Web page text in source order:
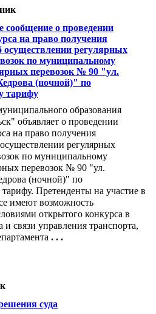
о проведении
на право получения
осуществлении регулярных
по муниципальному
перевозок № 90 "ул.
(ночной)" по
тарифу
образования
объявляет о проведении
на право получения
регулярных
по муниципальному
перевозок № 90 "ул.
(ночной)" по
Претенденты на участие в
имеют возможность
открытого конкурса в
и связи управления транспорта,
. . .
суда